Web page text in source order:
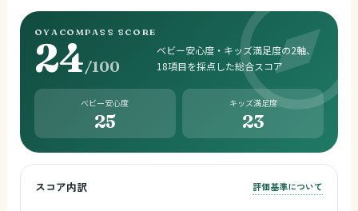
OYACOMPASS SCORE
24/100
ベビー安心度・キッズ満足度の2軸、
18項目を採点した総合スコア
ベビー安心度
25
キッズ満足度
23
スコア内訳 評価基準について